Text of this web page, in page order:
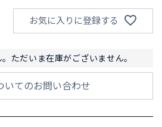
お気に入りに登録する
ただいま在庫がございません。
いてのお問い合わせ